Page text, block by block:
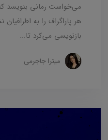
می‌خواست رمانی بنویسد
هر پاراگراف را به
بازنویسی می‌کرد تا...
میترا جاجرمی